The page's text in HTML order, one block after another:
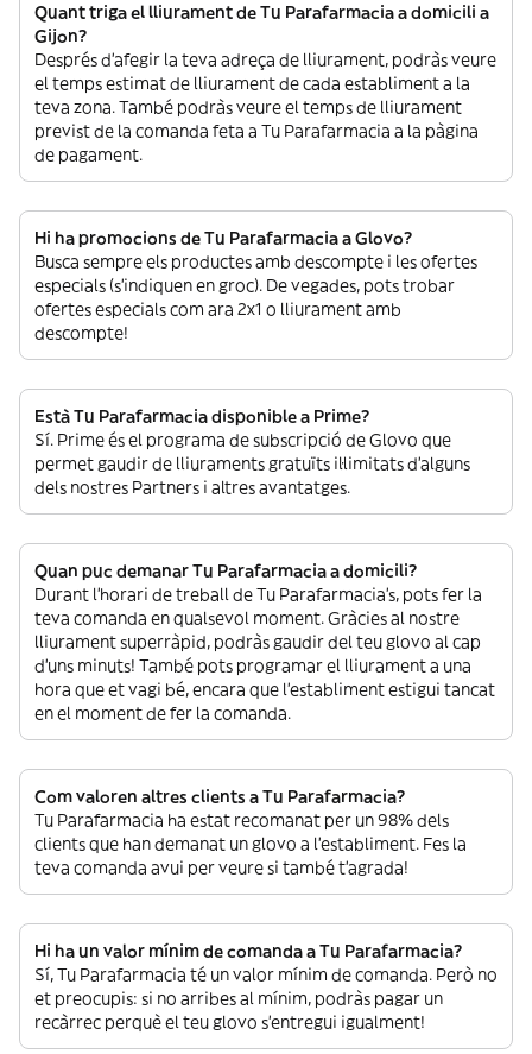
Quant triga el lliurament de Tu Parafarmacia a domicili a
Gijon?
Després d’afegir la teva adreça de lliurament, podràs veure
el temps estimat de lliurament de cada establiment a la
teva zona. També podràs veure el temps de lliurament
previst de la comanda feta a Tu Parafarmacia a la pàgina
de pagament.
Hi ha promocions de Tu Parafarmacia a Glovo?
Busca sempre els productes amb descompte i les ofertes
especials (s’indiquen en groc). De vegades, pots trobar
ofertes especials com ara 2x1 o lliurament amb
descompte!
Està Tu Parafarmacia disponible a Prime?
Sí. Prime és el programa de subscripció de Glovo que
permet gaudir de lliuraments gratuïts il·limitats d’alguns
dels nostres Partners i altres avantatges.
Quan puc demanar Tu Parafarmacia a domicili?
Durant l’horari de treball de Tu Parafarmacia’s, pots fer la
teva comanda en qualsevol moment. Gràcies al nostre
lliurament superràpid, podràs gaudir del teu glovo al cap
d’uns minuts! També pots programar el lliurament a una
hora que et vagi bé, encara que l’establiment estigui tancat
en el moment de fer la comanda.
Com valoren altres clients a Tu Parafarmacia?
Tu Parafarmacia ha estat recomanat per un 98% dels
clients que han demanat un glovo a l’establiment. Fes la
teva comanda avui per veure si també t’agrada!
Hi ha un valor mínim de comanda a Tu Parafarmacia?
Sí, Tu Parafarmacia té un valor mínim de comanda. Però no
et preocupis: si no arribes al mínim, podràs pagar un
recàrrec perquè el teu glovo s’entregui igualment!